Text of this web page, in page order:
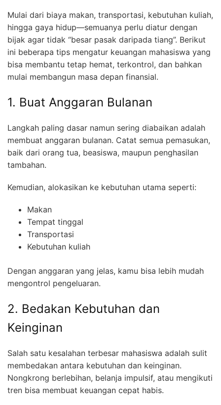
Mulai dari biaya makan, transportasi, kebutuhan kuliah,
hingga gaya hidup—semuanya perlu diatur dengan
bijak agar tidak “besar pasak daripada tiang”. Berikut
ini beberapa tips mengatur keuangan mahasiswa yang
bisa membantu tetap hemat, terkontrol, dan bahkan
mulai membangun masa depan finansial.
1. Buat Anggaran Bulanan
Langkah paling dasar namun sering diabaikan adalah
membuat anggaran bulanan. Catat semua pemasukan,
baik dari orang tua, beasiswa, maupun penghasilan
tambahan.
Kemudian, alokasikan ke kebutuhan utama seperti:
Makan
Tempat tinggal
Transportasi
Kebutuhan kuliah
Dengan anggaran yang jelas, kamu bisa lebih mudah
mengontrol pengeluaran.
2. Bedakan Kebutuhan dan
Keinginan
Salah satu kesalahan terbesar mahasiswa adalah sulit
membedakan antara kebutuhan dan keinginan.
Nongkrong berlebihan, belanja impulsif, atau mengikuti
tren bisa membuat keuangan cepat habis.